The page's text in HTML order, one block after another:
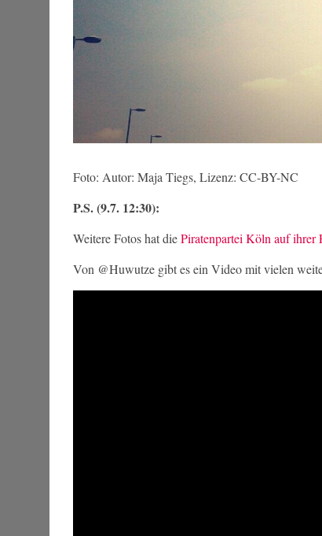
Foto: Autor: Maja Tiegs, Lizenz: CC-BY-NC
P.S. (9.7. 12:30):
Weitere Fotos hat diePiratenpartei Köln auf ihrer
Von @Huwutze gibt es ein Video mit vielen